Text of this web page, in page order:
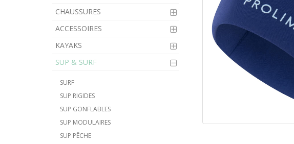
CHAUSSURES
ACCESSOIRES
KAYAKS
SUP & SURF
SURF
SUP RIGIDES
SUP GONFLABLES
SUP MODULAIRES
SUP PÊCHE